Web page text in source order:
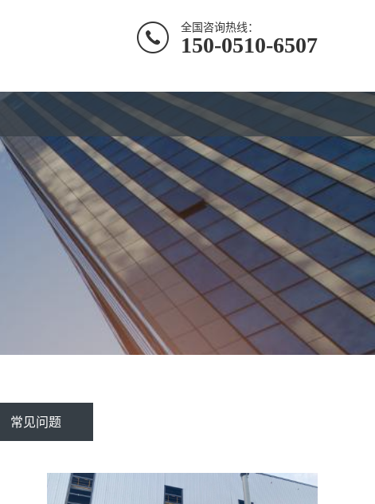
全国咨询热线：
150-0510-6507
常见问题